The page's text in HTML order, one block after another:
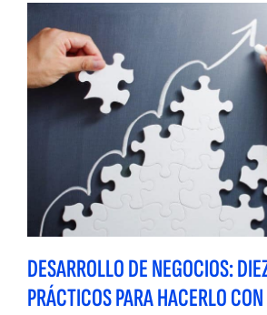
DESARROLLO DE NEGOCIOS:
PRÁCTICOS PARA HACERLO